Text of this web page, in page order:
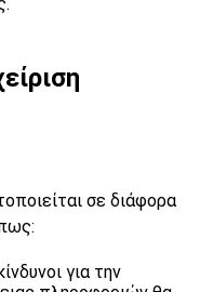
σε διάφορα
για την